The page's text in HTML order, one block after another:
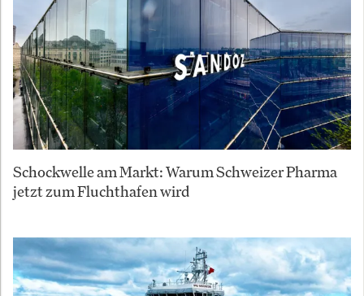
Schockwelle am Markt: Warum Schweizer Pharma
jetzt zum Fluchthafen wird